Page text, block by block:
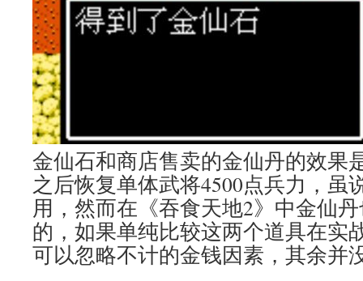
金仙石和商店售卖的金仙丹的效果
之后恢复单体武将4500点兵力，虽
用，然而在《吞食天地2》中金仙
的，如果单纯比较这两个道具在实
可以忽略不计的金钱因素，其余并